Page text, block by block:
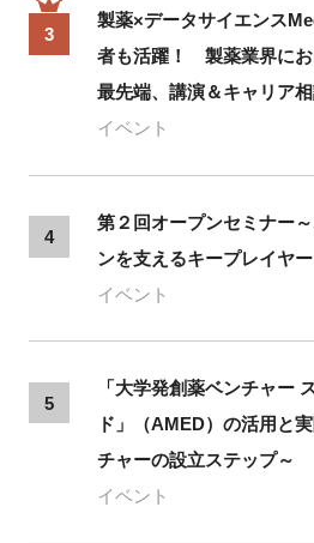
3
製薬×データサイエンス
者も活躍！ 製薬業界に
最先端、講演＆キャリア
イベント
4
第２回オープンセミナー
ンを支えるキープレイヤー
イベント
5
「大学発創薬ベンチャー
ド」（AMED）の活用と
チャーの設立ステップ～
イベント